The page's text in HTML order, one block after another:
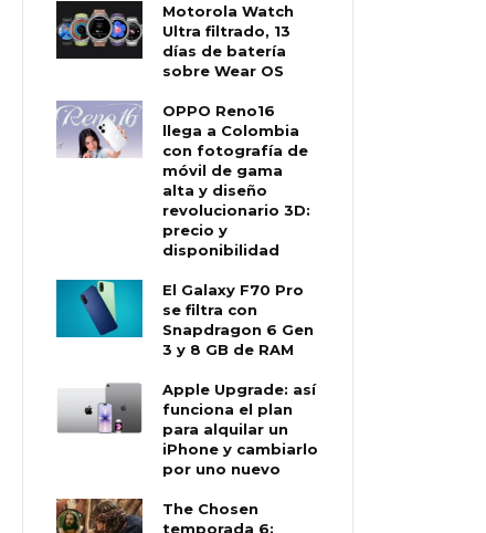
Motorola Watch
Ultra filtrado, 13
días de batería
sobre Wear OS
OPPO Reno16
llega a Colombia
con fotografía de
móvil de gama
alta y diseño
revolucionario 3D:
precio y
disponibilidad
El Galaxy F70 Pro
se filtra con
Snapdragon 6 Gen
3 y 8 GB de RAM
Apple Upgrade: así
funciona el plan
para alquilar un
iPhone y cambiarlo
por uno nuevo
The Chosen
temporada 6: